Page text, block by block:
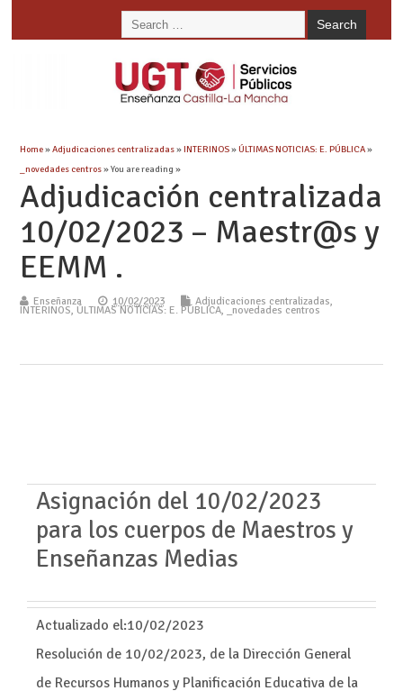
Home»Adjudicaciones centralizadas»INTERINOS»ÚLTIMAS NOTICIAS: E. PÚBLICA»
_novedades centros» You are reading »
Adjudicación centralizada
10/02/2023 – Maestr@s y
EEMM .
Enseñanza 10/02/2023 Adjudicaciones centralizadas,
INTERINOS, ÚLTIMAS NOTICIAS: E. PÚBLICA, _novedades centros
Asignación del 10/02/2023
para los cuerpos de Maestros y
Enseñanzas Medias
Actualizado el:10/02/2023
Resolución de 10/02/2023, de la Dirección General
de Recursos Humanos y Planificación Educativa de la